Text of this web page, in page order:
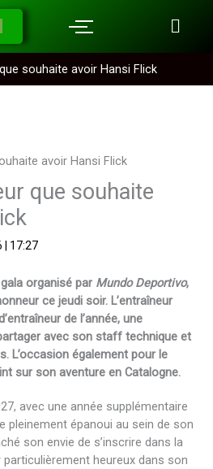
souhaite avoir Hansi Flick
que souhaite
17:27
organisé par Mundo Deportivo,
ce jeudi soir. L’entraîneur
de l’année, une
avec son staff technique et
L’occasion également pour le
sur son aventure en Catalogne.
avec une année supplémentaire
pleinement épanoui au sein de son
son envie de s’inscrire dans la
heureux dans son